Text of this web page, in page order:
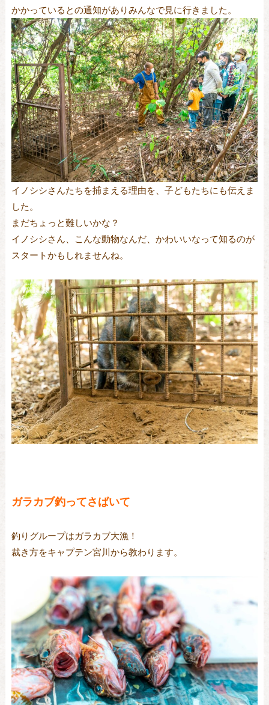
かかっているとの通知がありみんなで見に行きました。
イノシシさんたちを捕まえる理由を、子どもたちにも伝えま
した。
まだちょっと難しいかな？
イノシシさん、こんな動物なんだ、かわいいなって知るのが
スタートかもしれませんね。
ガラカブ釣ってさばいて
釣りグループはガラカブ大漁！
裁き方をキャプテン宮川から教わります。